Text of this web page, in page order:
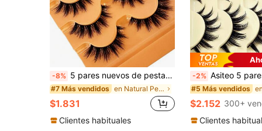
-8% 5 pares nuevos de pestañas de gato estilo manga, pestañas postizas de marta falsa, pestañas de zorro natural, pestañas postizas completas, accesorios de maquillaje y viaje, tiras de pestañas
#7 Más vendidos en Natural Pestañas postizas
$1.831
Clientes habituales
-2% Asiteo 5 pares de pestañas postizas de estilo de dibujos animados con picos, gruesas y exageradas, para crear efecto de ojos de muñeca, estilo
#5 Más vendidos
$2.152 300+
Clientes